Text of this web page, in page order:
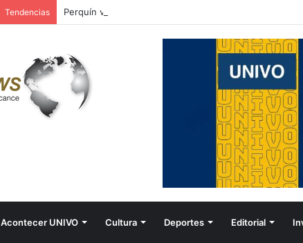
Tendencias Perquín vivió su Festival de Invierno
Acontecer UNIVO Cultura Deportes Editorial